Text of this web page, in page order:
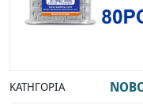
ΚΑΤΗΓΟΡΊΑ